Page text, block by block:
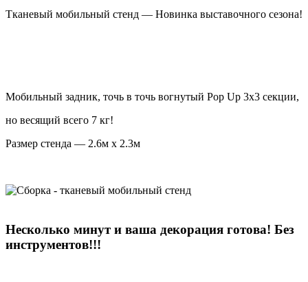
Тканевый мобильный стенд — Новинка выставочного сезона!
Мобильный задник, точь в точь вогнутый Pop Up 3x3 секции,
но весящий всего 7 кг!
Размер стенда — 2.6м х 2.3м
Несколько минут и ваша декорация готова! Без
инструментов!!!